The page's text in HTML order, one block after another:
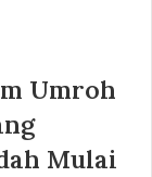
Umroh
Mulai